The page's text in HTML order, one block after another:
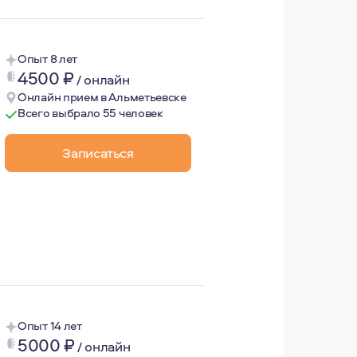
Опыт 8 лет
4500₽/онлайн
Онлайн прием в Альметьевске
Всего выбрало 55 человек
Записаться
Веду тг канал "Света в конце тоннеля".
в сфере HR в банках и IT компаниях,
терапией больше 7 лет. Лично мне она помогла
Опыт 14 лет
5000₽/онлайн